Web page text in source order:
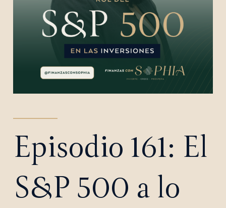
Episodio 161: El
S&P 500 a lo